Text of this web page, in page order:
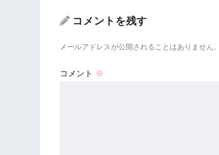
コメントを残す
メールアドレスが公開されることはありません
コメント ※